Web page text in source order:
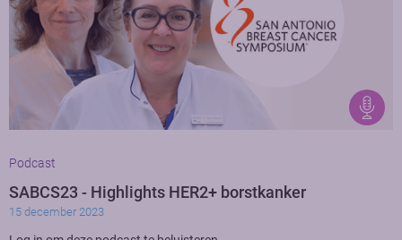
Podcast
SABCS23 - Highlights HER2+ borstkanker
15 december 2023